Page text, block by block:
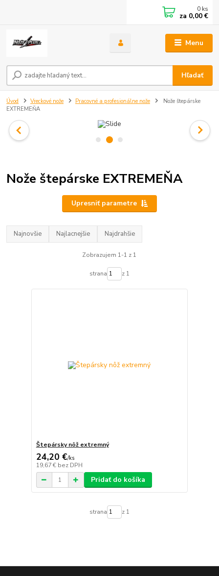
Menu
Hľadať
0 ks
za 0,00 €
Úvod Vreckové nože Pracovné a profesionálne nože
Nože štepárske
EXTREMEŇA
Nože štepárske EXTREMEŇA
Upresniť parametre
Najnovšie Najlacnejšie Najdrahšie
Zobrazujem 1-1 z 1
strana z 1
Štepársky nôž extremný
24,20 €/ks
19,67 € bez DPH
Pridať do košíka
strana z 1